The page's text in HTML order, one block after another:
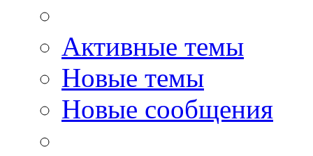
Активные темы
Новые темы
Новые сообщения